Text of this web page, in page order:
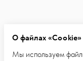
О файлах «Cookie»
Мы используем